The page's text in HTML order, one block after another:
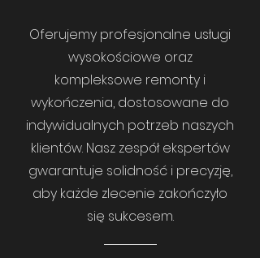
Oferujemy profesjonalne usługi
wysokościowe oraz
kompleksowe remonty i
wykończenia, dostosowane do
indywidualnych potrzeb naszych
klientów. Nasz zespół ekspertów
gwarantuje solidność i precyzję,
aby każde zlecenie zakończyło
się sukcesem.